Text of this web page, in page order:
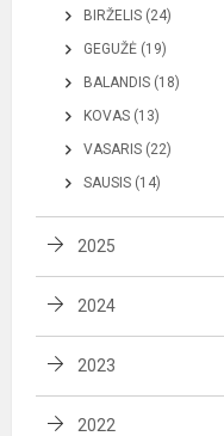
BIRŽELIS (24)
GEGUŽĖ (19)
BALANDIS (18)
KOVAS (13)
VASARIS (22)
SAUSIS (14)
2025
2024
2023
2022